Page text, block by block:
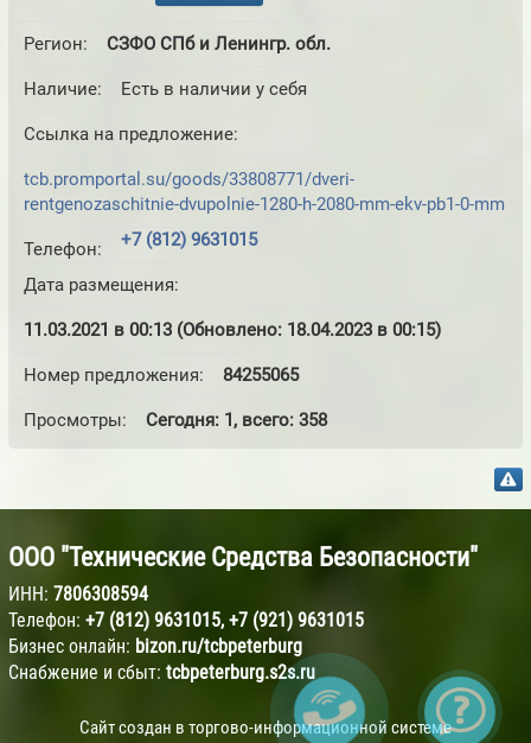
Регион: СЗФО СПб и Ленингр. обл.
Наличие: Есть в наличии у себя
Ссылка на предложение:
tcb.promportal.su/goods/33808771/dveri-
rentgenozaschitnie-dvupolnie-1280-h-2080-mm-ekv-pb1-0-mm
Телефон: +7 (812) 9631015
Дата размещения:
11.03.2021 в 00:13 (Обновлено: 18.04.2023 в 00:15)
Номер предложения: 84255065
Просмотры: Сегодня: 1, всего: 358
ООО "Технические Средства Безопасности"
ИНН: 7806308594
Телефон: +7 (812) 9631015, +7 (921) 9631015
Бизнес онлайн: bizon.ru/tcbpeterburg
Снабжение и сбыт: tcbpeterburg.s2s.ru
Сайт создан в торгово-информационной системе